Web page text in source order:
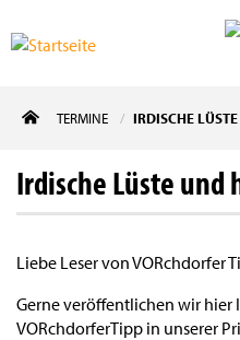
zum
TERMINE IRDISCHE
Irdische Lüste und
Liebe Leser von VORchdorfer
Gerne veröffentlichen wir hier
VORchdorferTipp in unserer